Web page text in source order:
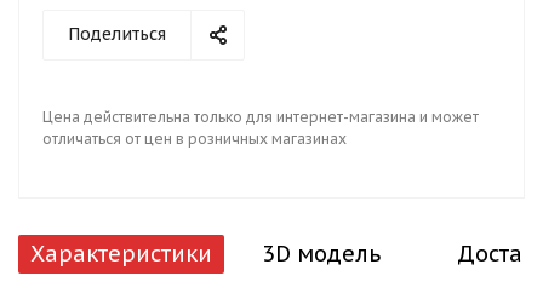
Поделиться
Цена действительна только для интернет-магазина и может
отличаться от цен в розничных магазинах
Характеристики 3D модель